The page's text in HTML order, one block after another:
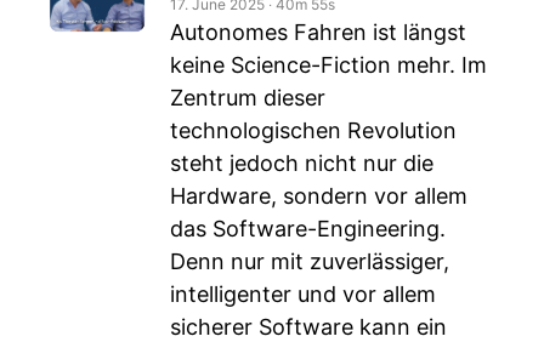
17. June 2025 ‧ 40m 55s
Autonomes Fahren ist längst
keine Science-Fiction mehr. Im
Zentrum dieser
technologischen Revolution
steht jedoch nicht nur die
Hardware, sondern vor allem
das Software-Engineering.
Denn nur mit zuverlässiger,
intelligenter und vor allem
sicherer Software kann ein